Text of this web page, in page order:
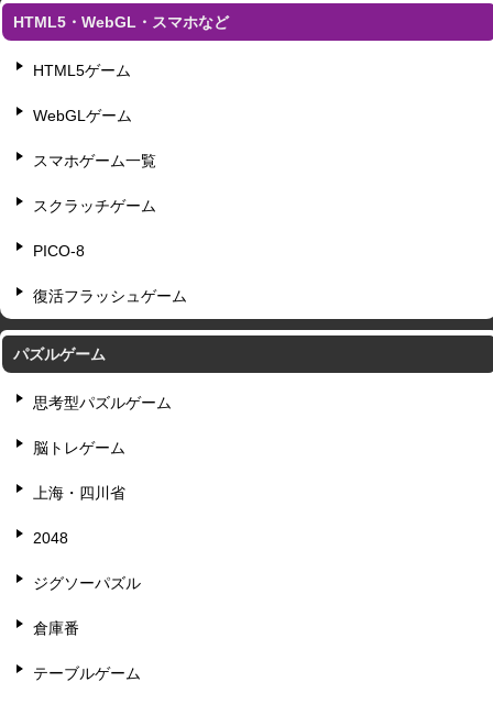
HTML5・WebGL・スマホなど
HTML5ゲーム
WebGLゲーム
スマホゲーム一覧
スクラッチゲーム
PICO-8
復活フラッシュゲーム
パズルゲーム
思考型パズルゲーム
脳トレゲーム
上海・四川省
2048
ジグソーパズル
倉庫番
テーブルゲーム